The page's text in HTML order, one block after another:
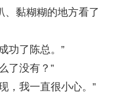
黏糊糊的地方看了
功了陈总。”
了没有？”
，我一直很小心。”